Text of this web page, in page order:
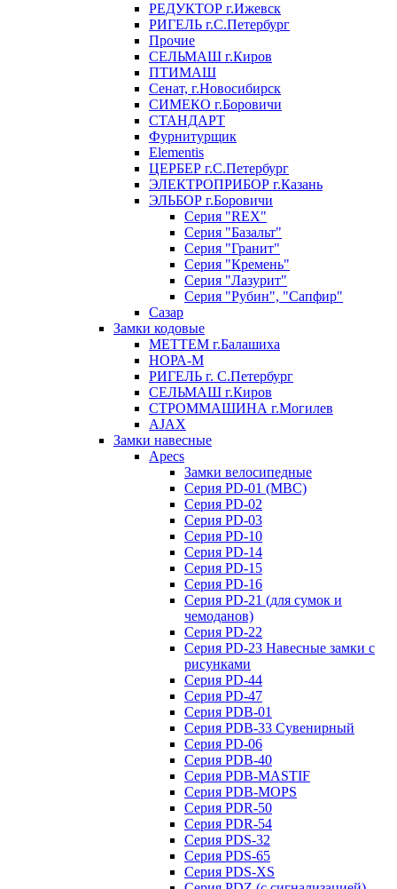
РЕДУКТОР г.Ижевск
РИГЕЛЬ г.С.Петербург
Прочие
СЕЛЬМАШ г.Киров
ПТИМАШ
Сенат, г.Новосибирск
СИМЕКО г.Боровичи
СТАНДАРТ
Фурнитурщик
Elementis
ЦЕРБЕР г.С.Петербург
ЭЛЕКТРОПРИБОР г.Казань
ЭЛЬБОР г.Боровичи
Серия "REX"
Серия "Базальт"
Серия "Гранит"
Серия "Кремень"
Серия "Лазурит"
Серия "Рубин", "Сапфир"
Сазар
Замки кодовые
МЕТТЕМ г.Балашиха
НОРА-М
РИГЕЛЬ г. С.Петербург
СЕЛЬМАШ г.Киров
СТРОММАШИНА г.Могилев
AJAX
Замки навесные
Apecs
Замки велосипедные
Серия PD-01 (МВС)
Серия PD-02
Серия PD-03
Серия PD-10
Серия PD-14
Серия PD-15
Серия PD-16
Серия PD-21 (для сумок и
чемоданов)
Серия PD-22
Серия PD-23 Навесные замки с
рисунками
Серия PD-44
Серия PD-47
Серия PDB-01
Серия PDB-33 Сувенирный
Серия PD-06
Серия PDB-40
Серия PDB-MASTIF
Серия PDB-MOPS
Серия PDR-50
Серия PDR-54
Серия PDS-32
Серия PDS-65
Серия PDS-XS